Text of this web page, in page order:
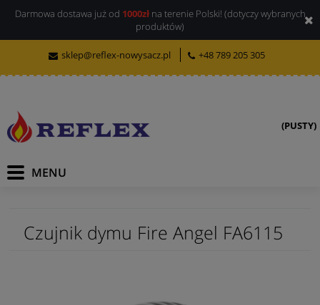
Darmowa dostawa już od 1000złna terenie Polski! (dotyczy wybranych
produktów)
sklep@reflex-nowysacz.pl +48 789 205 305
(PUSTY)
Czujnik dymu Fire Angel FA6115